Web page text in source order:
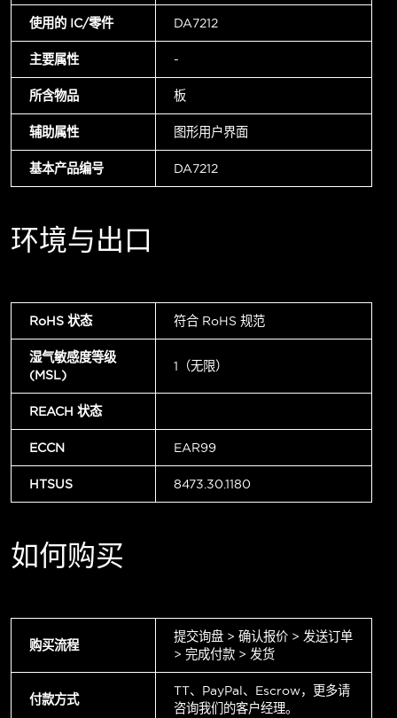
使用的 IC/零件 DA7212
主要属性 -
所含物品 板
辅助属性 图形用户界面
基本产品编号 DA7212
环境与出口
RoHS 状态 符合 RoHS 规范
湿气敏感度等级
(MSL)
1（无限）
REACH 状态
ECCN EAR99
HTSUS 8473.30.1180
如何购买
购买流程
提交询盘 > 确认报价 > 发送订单
> 完成付款 > 发货
付款方式
TT、PayPal、Escrow，更多请
咨询我们的客户经理。